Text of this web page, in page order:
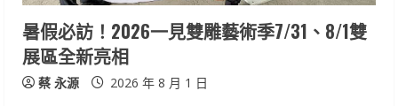
n
g
暑假必訪！2026一見雙雕藝術季7/31、8/1雙
展區全新亮相
蔡 永源 2026 年 8 月 1 日